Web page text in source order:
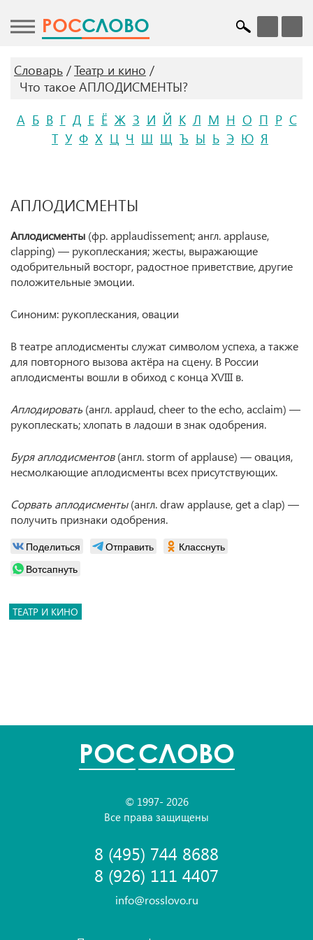
POCСЛОВО
Словарь
Театр и кино
Что такое АПЛОДИСМЕНТЫ?
А Б В Г Д Е Ё Ж З И Й К Л М Н О П Р С
Т У Ф Х Ц Ч Ш Щ Ъ Ы Ь Э Ю Я
АПЛОДИСМЕНТЫ
Аплодисменты (фр. applaudissement; англ. applause,
clapping) — рукоплескания; жесты, выражающие
одобрительный восторг, радостное приветствие, другие
положительные эмоции.
Синоним: рукоплескания, овации
В театре аплодисменты служат символом успеха, а также
для повторного вызова актёра на сцену. В России
аплодисменты вошли в обиход с конца XVIII в.
Аплодировать (англ. applaud, cheer to the echo, acclaim) —
рукоплескать; хлопать в ладоши в знак одобрения.
Буря аплодисментов(англ. storm of applause) — овация,
несмолкающие аплодисменты всех присутствующих.
Сорвать аплодисменты(англ. draw applause, get a clap) —
получить признаки одобрения.
Поделиться Отправить
Класснуть
Вотсапнуть
ТЕАТР И КИНО
POCСЛОВО
© 1997- 2026
Все права защищены
8 (495) 744 8688
8 (926) 111 4407
info@rosslovo.ru